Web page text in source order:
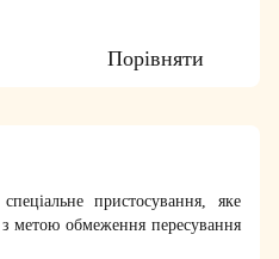
Порівняти
пристосування, яке
метою обмеження пересування